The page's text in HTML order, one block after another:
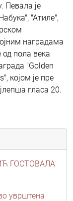
Певала је
"Атиле",
наградама
пола века
"Golden
којом је пре
гласа 20.
ГОСТОВАЛА
уврштена